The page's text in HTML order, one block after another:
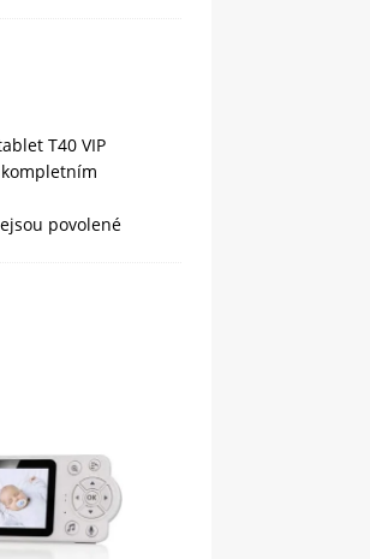
T40 VIP
povolené